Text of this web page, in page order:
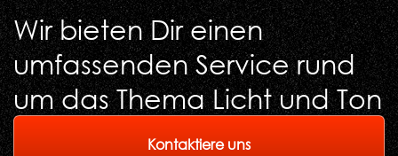
Wir bieten Dir einen
umfassenden Service rund
um das Thema Licht und Ton
Kontaktiere uns